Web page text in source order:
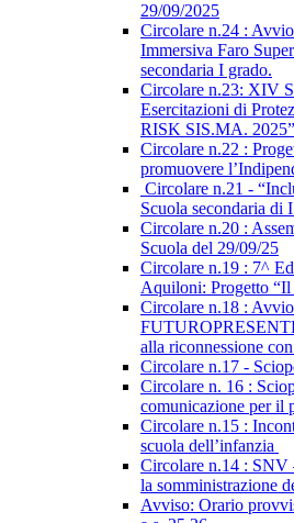
29/09/2025
Circolare n.24 :
Immersiva Faro
secondaria I grado.
Circolare n.23: XIV
Esercitazioni di
RISK SIS.MA. 2025”
Circolare n.22 :
promuovere
Circolare n.21 -
Scuola secondaria di
Circolare n.20 :
Scuola del 29/09/25
Circolare n.19 : 7^
Aquiloni: Progetto
Circolare n.18 :
alla riconnessione
Circolare n.17 -
Circolare n. 16 :
comunicazione per il
Circolare n.15 :
scuola dell’infanzia
Circolare n.14 : SNV
la somministrazione
Avviso: Orario